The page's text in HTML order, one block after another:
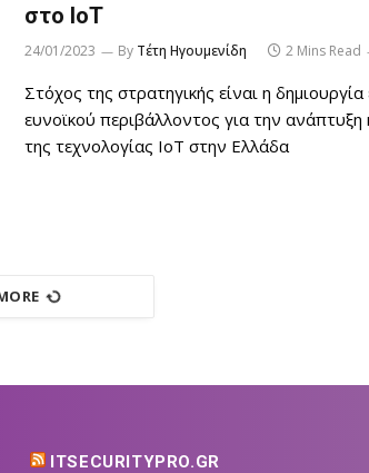
στο IoT
24/01/2023 By Τέτη Ηγουμενίδη 2 Mins Read
Στόχος της στρατηγικής είναι η δημιουργία
ευνοϊκού περιβάλλοντος για την ανάπτυξη
της τεχνολογίας IoT στην Ελλάδα
ITSECURITYPRO.GR